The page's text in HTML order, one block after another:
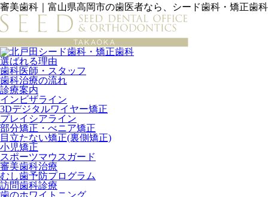
審美歯科｜富山県高岡市の歯医者なら、シード歯科・矯正歯科
選ばれる理由
歯科医師・スタッフ
歯科治療の流れ
診療案内
インビザライン
3Dデジタルワイヤー矯正
プレイシアライン
部分矯正・べニア矯正
目立たない矯正(裏側矯正)
小児矯正
スポーツマウスガード
審美歯科治療
むし歯予防プログラム
訪問歯科診療
歯のホワイトニング